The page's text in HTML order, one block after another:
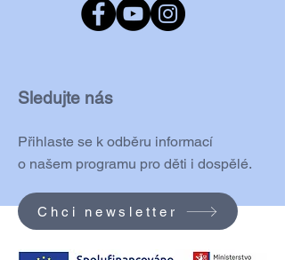
Sledujte nás
Přihlaste se k odběru informací
o našem programu pro děti i dospělé.
Chci newsletter